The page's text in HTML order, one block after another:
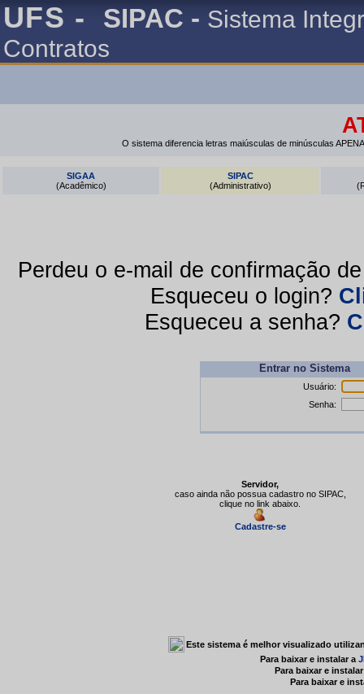
UFS - SIPAC - Sistema
Contratos
O sistema diferencia letras maiúsculas de minúsculas
SIGAA
(Acadêmico)
SIPAC
(Administrativo)
Perdeu o e-mail de confirmação
Esqueceu o login?
Esqueceu a senha?
Entrar no Sistema
Usuário:
Senha:
Servidor,
caso ainda não possua cadastro no SIPAC,
clique no link abaixo.
Cadastre-se
Este sistema é melhor visualizado
Para baixar e instalar a
Para baixar e
Para baixar e